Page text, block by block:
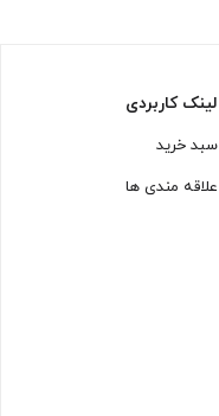
لینک کاربردی
سبد خرید
علاقه مندی ها